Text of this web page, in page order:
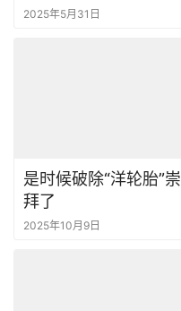
电靠谱吗？
2025年5月31日
是时候破除“洋轮胎”崇
拜了
2025年10月9日